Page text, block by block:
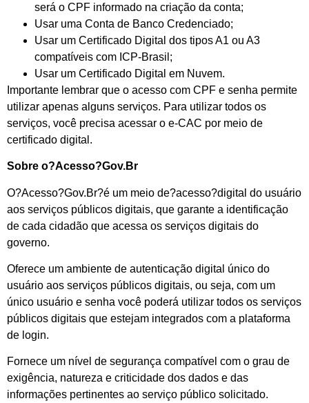
será o CPF informado na criação da conta;
Usar uma Conta de Banco Credenciado;
Usar um Certificado Digital dos tipos A1 ou A3
compatíveis com ICP-Brasil;
Usar um Certificado Digital em Nuvem.
Importante lembrar que o acesso com CPF e senha permite
utilizar apenas alguns serviços. Para utilizar todos os
serviços, você precisa acessar o e-CAC por meio de
certificado digital.
Sobre o?Acesso?Gov.Br
O?Acesso?Gov.Br?é um meio de?acesso?digital do usuário
aos serviços públicos digitais, que garante a identificação
de cada cidadão que acessa os serviços digitais do
governo.
Oferece um ambiente de autenticação digital único do
usuário aos serviços públicos digitais, ou seja, com um
único usuário e senha você poderá utilizar todos os serviços
públicos digitais que estejam integrados com a plataforma
de login.
Fornece um nível de segurança compatível com o grau de
exigência, natureza e criticidade dos dados e das
informações pertinentes ao serviço público solicitado.